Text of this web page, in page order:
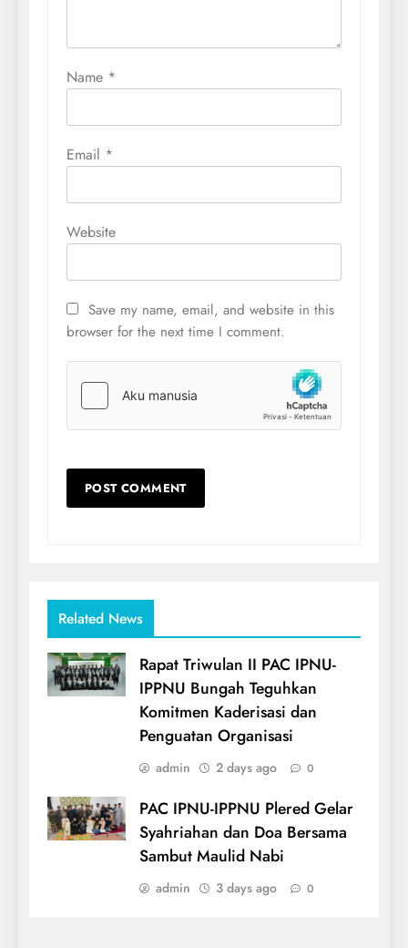
Name *
Email *
Website
Save my name, email, and website in this
browser for the next time I comment.
Related News
Rapat Triwulan II PAC IPNU-
IPPNU Bungah Teguhkan
Komitmen Kaderisasi dan
Penguatan Organisasi
admin 2 days ago 0
PAC IPNU-IPPNU Plered Gelar
Syahriahan dan Doa Bersama
Sambut Maulid Nabi
admin 3 days ago 0